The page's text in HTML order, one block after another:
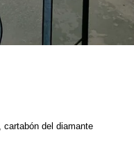
del diamante